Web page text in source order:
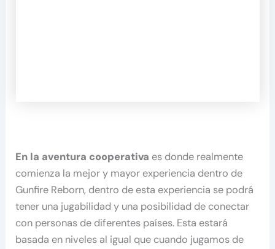
En la aventura cooperativa es donde realmente
comienza la mejor y mayor experiencia dentro de
Gunfire Reborn, dentro de esta experiencia se podrá
tener una jugabilidad y una posibilidad de conectar
con personas de diferentes países. Esta estará
basada en niveles al igual que cuando jugamos de